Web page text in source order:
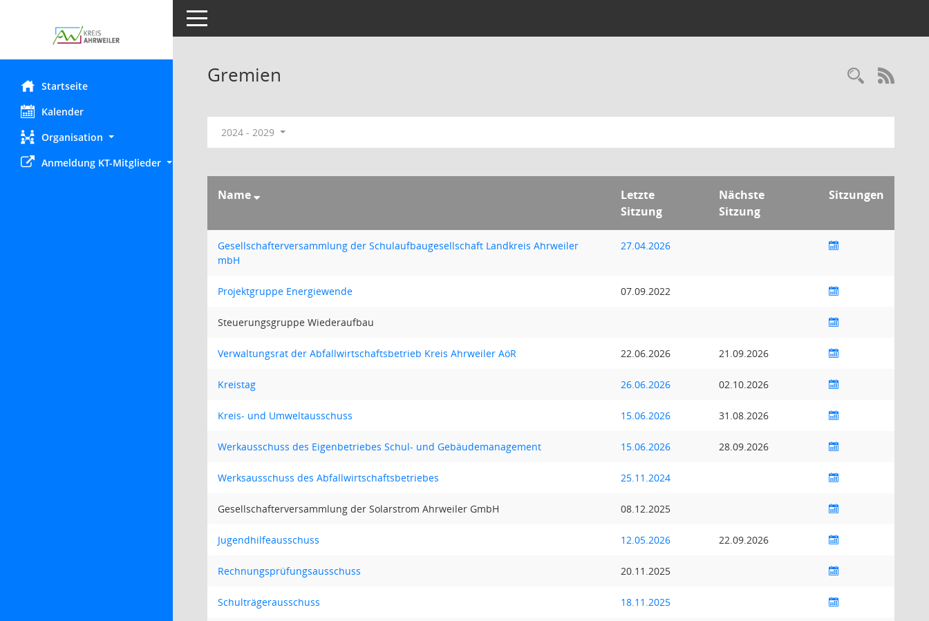
Startseite
Kalender
Organisation
Anmeldung KT-Mitglieder
Toggle navigation
Gremien
2024 - 2029
Name
Letzte
Sitzung
Nächste
Sitzung
Sitzungen
Gesellschafterversammlung der Schulaufbaugesellschaft Landkreis Ahrweiler
mbH
27.04.2026
Projektgruppe Energiewende 07.09.2022
Steuerungsgruppe Wiederaufbau
Verwaltungsrat der Abfallwirtschaftsbetrieb Kreis Ahrweiler AöR 22.06.2026 21.09.2026
Kreistag 26.06.2026 02.10.2026
Kreis- und Umweltausschuss 15.06.2026 31.08.2026
Werkausschuss des Eigenbetriebes Schul- und Gebäudemanagement 15.06.2026 28.09.2026
Werksausschuss des Abfallwirtschaftsbetriebes 25.11.2024
Gesellschafterversammlung der Solarstrom Ahrweiler GmbH 08.12.2025
Jugendhilfeausschuss 12.05.2026 22.09.2026
Rechnungsprüfungsausschuss 20.11.2025
Schulträgerausschuss 18.11.2025